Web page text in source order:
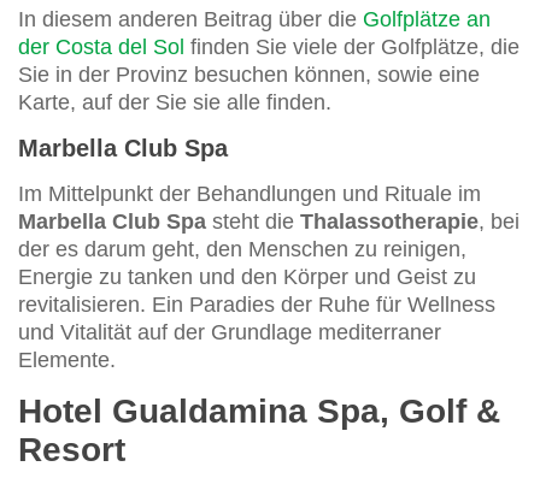
In diesem anderen Beitrag über die Golfplätze an
der Costa del Sol finden Sie viele der Golfplätze, die
Sie in der Provinz besuchen können, sowie eine
Karte, auf der Sie sie alle finden.
Marbella Club Spa
Im Mittelpunkt der Behandlungen und Rituale im
Marbella Club Spa steht die Thalassotherapie, bei
der es darum geht, den Menschen zu reinigen,
Energie zu tanken und den Körper und Geist zu
revitalisieren. Ein Paradies der Ruhe für Wellness
und Vitalität auf der Grundlage mediterraner
Elemente.
Hotel Gualdamina Spa, Golf &
Resort